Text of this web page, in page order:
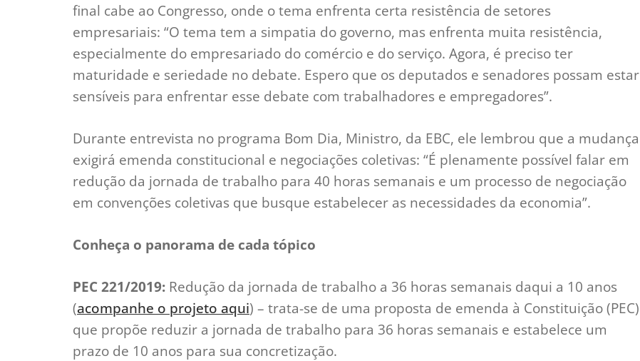
final cabe ao Congresso, onde o tema enfrenta certa resistência de setores
empresariais: “O tema tem a simpatia do governo, mas enfrenta muita resistência,
especialmente do empresariado do comércio e do serviço. Agora, é preciso ter
maturidade e seriedade no debate. Espero que os deputados e senadores possam estar
sensíveis para enfrentar esse debate com trabalhadores e empregadores”.
Durante entrevista no programa Bom Dia, Ministro, da EBC, ele lembrou que a mudança
exigirá emenda constitucional e negociações coletivas: “É plenamente possível falar em
redução da jornada de trabalho para 40 horas semanais e um processo de negociação
em convenções coletivas que busque estabelecer as necessidades da economia”.
Conheça o panorama de cada tópico
PEC 221/2019: Redução da jornada de trabalho a 36 horas semanais daqui a 10 anos
(acompanhe o projeto aqui) – trata-se de uma proposta de emenda à Constituição (PEC)
que propõe reduzir a jornada de trabalho para 36 horas semanais e estabelece um
prazo de 10 anos para sua concretização.